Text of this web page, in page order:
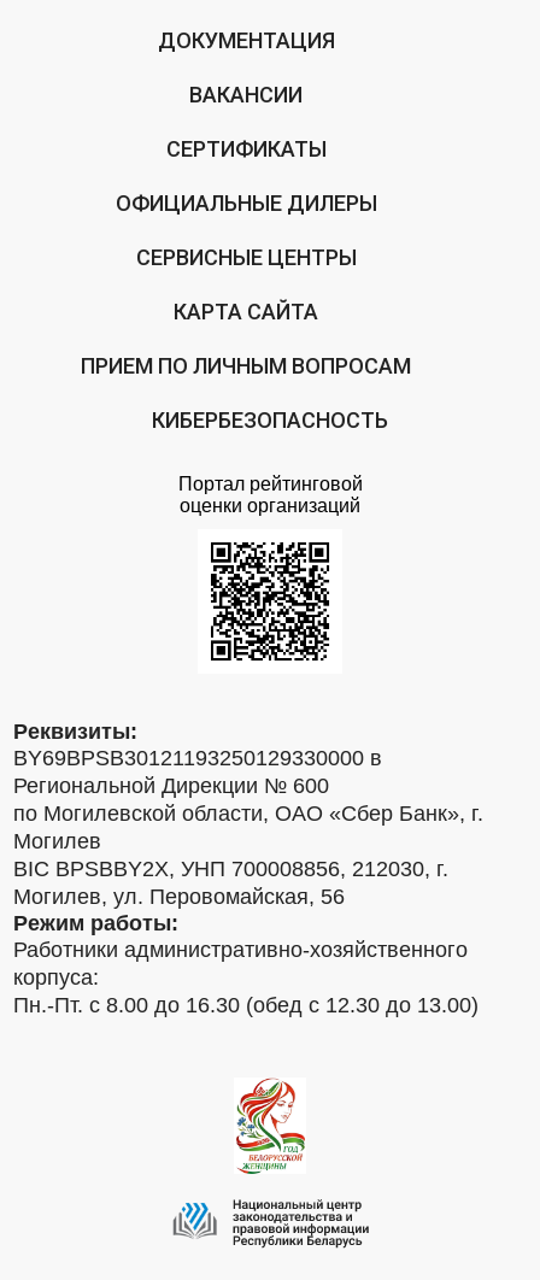
ДОКУМЕНТАЦИЯ
ВАКАНСИИ
СЕРТИФИКАТЫ
ОФИЦИАЛЬНЫЕ ДИЛЕРЫ
СЕРВИСНЫЕ ЦЕНТРЫ
КАРТА САЙТА
ПРИЕМ ПО ЛИЧНЫМ ВОПРОСАМ
КИБЕРБЕЗОПАСНОСТЬ
Портал рейтинговой
оценки организаций
Реквизиты:
BY69BPSB30121193250129330000 в
Региональной Дирекции № 600
по Могилевской области, ОАО «Сбер Банк», г.
Могилев
BIC BPSBBY2X, УНП 700008856, 212030, г.
Могилев, ул. Перовомайская, 56
Режим работы:
Работники административно-хозяйственного
корпуса:
Пн.-Пт. с 8.00 до 16.30 (обед с 12.30 до 13.00)